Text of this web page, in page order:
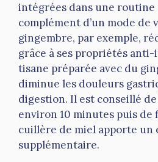
intégrées dans une routine
complément d’un mode de
gingembre, par exemple,
grâce à ses propriétés
tisane préparée avec du
diminue les douleurs
digestion. Il est conseillé
environ 10 minutes puis de
cuillère de miel apporte un
supplémentaire.